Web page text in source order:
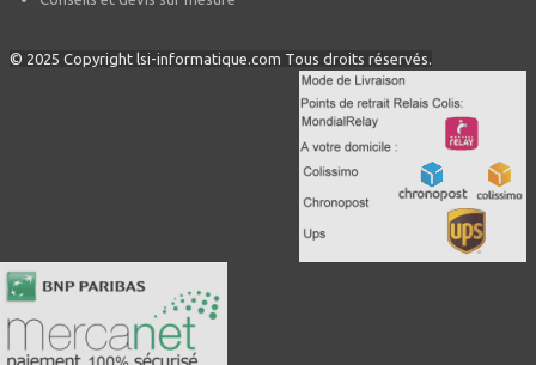
© 2025 Copyright lsi-informatique.com Tous droits réservés.